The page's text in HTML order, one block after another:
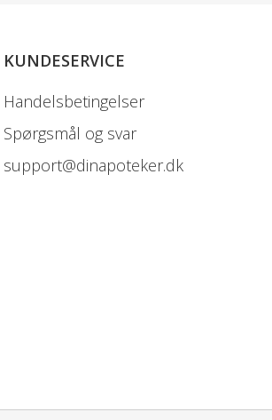
KUNDESERVICE
Handelsbetingelser
Spørgsmål og svar
support@dinapoteker.dk